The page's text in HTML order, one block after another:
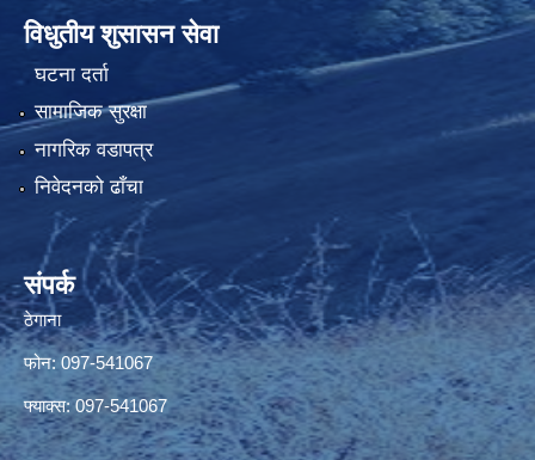
विधुतीय शुसासन सेवा
घटना दर्ता
सामाजिक सुरक्षा
नागरिक वडापत्र
निवेदनको ढाँचा
संपर्क
ठेगाना
फोन: 097-541067
फ्याक्स: 097-541067